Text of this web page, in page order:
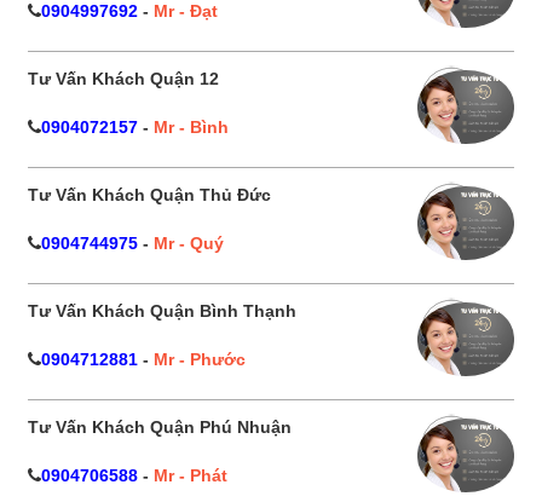
0904997692 - Mr - Đạt
Tư Vấn Khách Quận 12
0904072157 - Mr - Bình
Tư Vấn Khách Quận Thủ Đức
0904744975 - Mr - Quý
Tư Vấn Khách Quận Bình Thạnh
0904712881 - Mr - Phước
Tư Vấn Khách Quận Phú Nhuận
0904706588 - Mr - Phát